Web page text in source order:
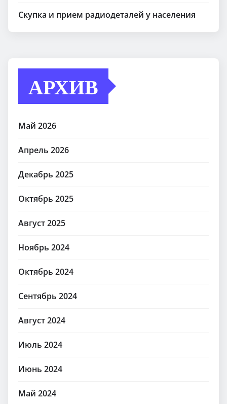
Скупка и прием радиодеталей у населения
АРХИВ
Май 2026
Апрель 2026
Декабрь 2025
Октябрь 2025
Август 2025
Ноябрь 2024
Октябрь 2024
Сентябрь 2024
Август 2024
Июль 2024
Июнь 2024
Май 2024